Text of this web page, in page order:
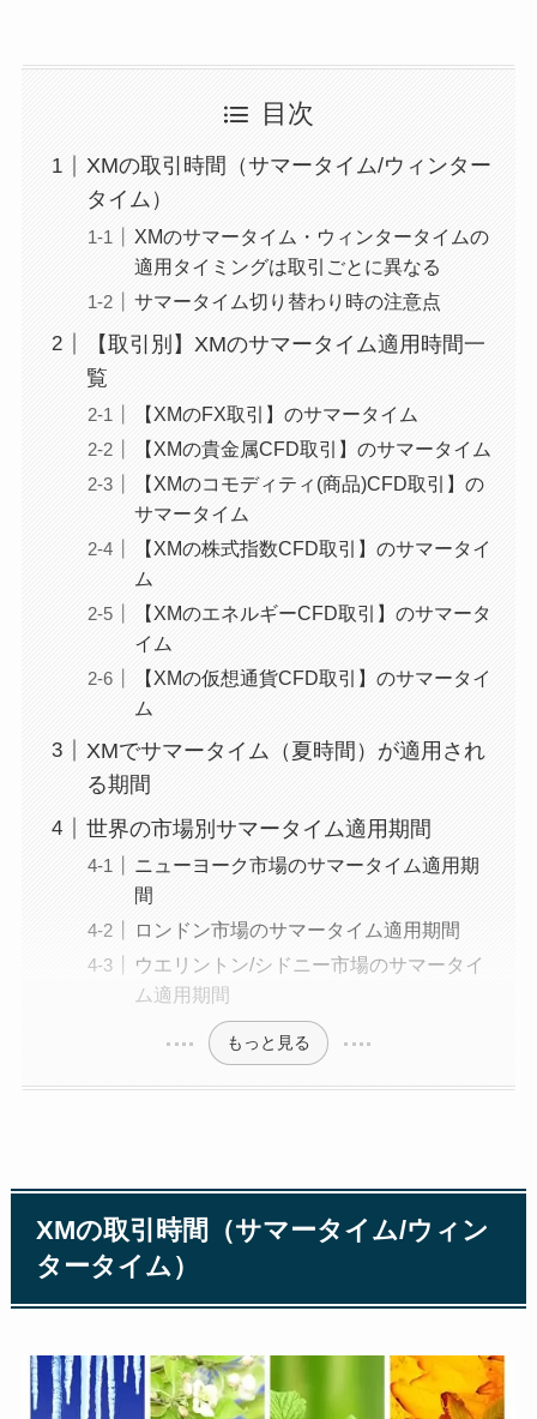
目次
XMの取引時間（サマータイム/ウィンター
タイム）
XMのサマータイム・ウィンタータイムの
適用タイミングは取引ごとに異なる
サマータイム切り替わり時の注意点
【取引別】XMのサマータイム適用時間一
覧
【XMのFX取引】のサマータイム
【XMの貴金属CFD取引】のサマータイム
【XMのコモディティ(商品)CFD取引】の
サマータイム
【XMの株式指数CFD取引】のサマータイ
ム
【XMのエネルギーCFD取引】のサマータ
イム
【XMの仮想通貨CFD取引】のサマータイ
ム
XMでサマータイム（夏時間）が適用され
る期間
世界の市場別サマータイム適用期間
ニューヨーク市場のサマータイム適用期
間
ロンドン市場のサマータイム適用期間
ウエリントン/シドニー市場のサマータイ
ム適用期間
もっと見る
XMの取引時間（サマータイム/ウィン
タータイム）